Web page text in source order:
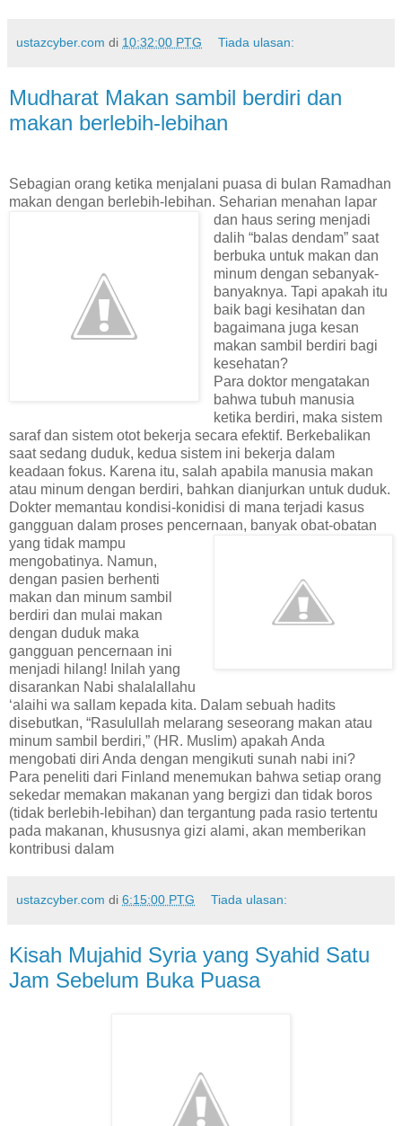
ustazcyber.com di 10:32:00 PTG Tiada ulasan:
Mudharat Makan sambil berdiri dan
makan berlebih-lebihan
Sebagian orang ketika menjalani puasa di bulan Ramadhan
makan dengan berlebih-lebihan. Seharian menahan lapar
dan haus sering menjadi
dalih “balas dendam” saat
berbuka untuk makan dan
minum dengan sebanyak-
banyaknya. Tapi apakah itu
baik bagi kesihatan dan
bagaimana juga kesan
makan sambil berdiri bagi
kesehatan?
Para doktor mengatakan
bahwa tubuh manusia
ketika berdiri, maka sistem
saraf dan sistem otot bekerja secara efektif. Berkebalikan
saat sedang duduk, kedua sistem ini bekerja dalam
keadaan fokus. Karena itu, salah apabila manusia makan
atau minum dengan berdiri, bahkan dianjurkan untuk duduk.
Dokter memantau kondisi-konidisi di mana terjadi kasus
gangguan dalam proses pencernaan, banyak obat-obatan
yang tidak mampu
mengobatinya. Namun,
dengan pasien berhenti
makan dan minum sambil
berdiri dan mulai makan
dengan duduk maka
gangguan pencernaan ini
menjadi hilang! Inilah yang
disarankan Nabi shalalallahu
‘alaihi wa sallam kepada kita. Dalam sebuah hadits
disebutkan, “Rasulullah melarang seseorang makan atau
minum sambil berdiri,” (HR. Muslim) apakah Anda
mengobati diri Anda dengan mengikuti sunah nabi ini?
Para peneliti dari Finland menemukan bahwa setiap orang
sekedar memakan makanan yang bergizi dan tidak boros
(tidak berlebih-lebihan) dan tergantung pada rasio tertentu
pada makanan, khususnya gizi alami, akan memberikan
kontribusi dalam
ustazcyber.com di 6:15:00 PTG Tiada ulasan:
Kisah Mujahid Syria yang Syahid Satu
Jam Sebelum Buka Puasa